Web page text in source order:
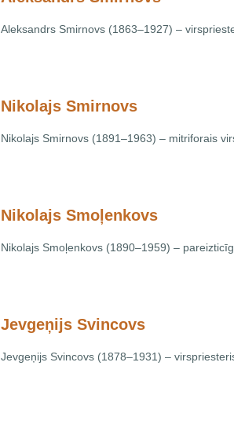
Aleksandrs Smirnovs (1863–1927) –
Nikolajs Smirnovs
Nikolajs Smirnovs (1891–1963) – mitriforais
Nikolajs Smoļenkovs
Nikolajs Smoļenkovs (1890–1959) –
Jevgeņijs Svincovs
Jevgeņijs Svincovs (1878–1931) –